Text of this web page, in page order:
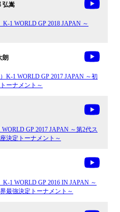
弘嵩
1 WORLD GP 2018 JAPAN ～
朗
K-1 WORLD GP 2017 JAPAN ～初
ーナメント～
GP 2017 JAPAN ～第2代ス
決定トーナメント～
K-1 WORLD GP 2016 IN JAPAN ～
最強決定トーナメント～